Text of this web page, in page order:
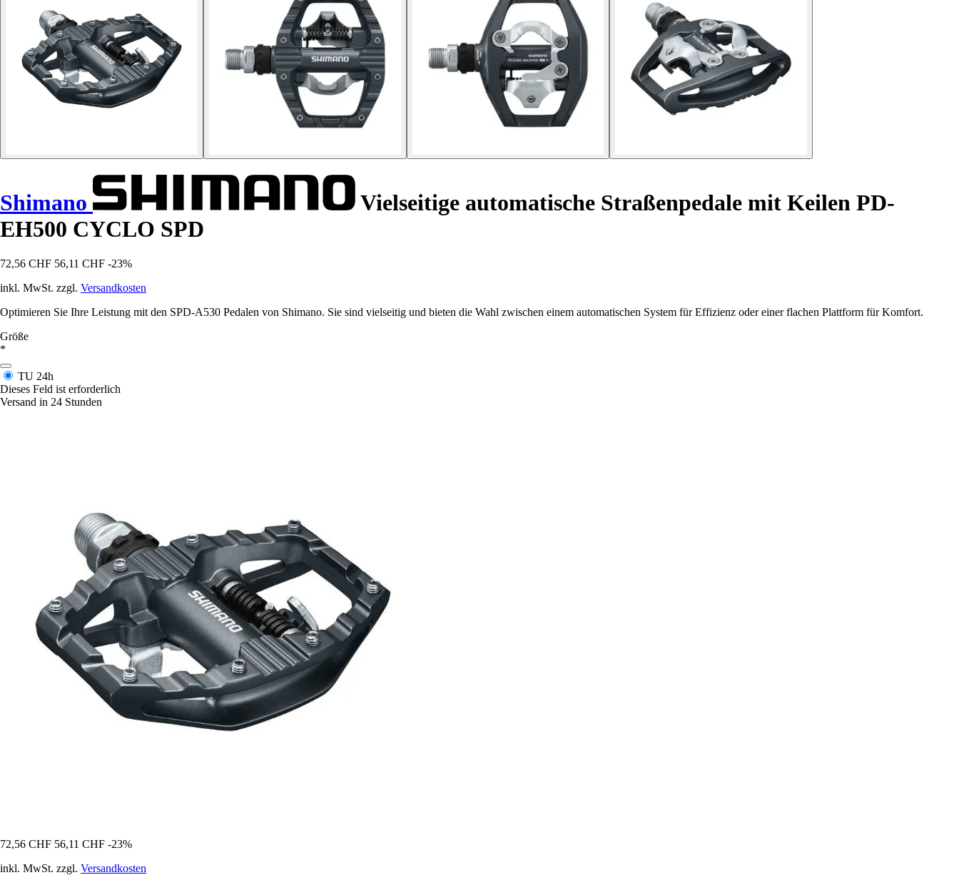
Shimano
Vielseitige automatische Straßenpedale mit Keilen PD-
EH500 CYCLO SPD
72,56 CHF 56,11 CHF -23%
inkl. MwSt. zzgl. Versandkosten
Optimieren Sie Ihre Leistung mit den SPD-A530 Pedalen von Shimano. Sie sind vielseitig und bieten die Wahl zwischen einem automatischen System für Effizienz oder einer flachen Plattform für Komfort.
Größe
*
TU 24h
Dieses Feld ist erforderlich
Versand in 24 Stunden
72,56 CHF 56,11 CHF -23%
inkl. MwSt. zzgl. Versandkosten